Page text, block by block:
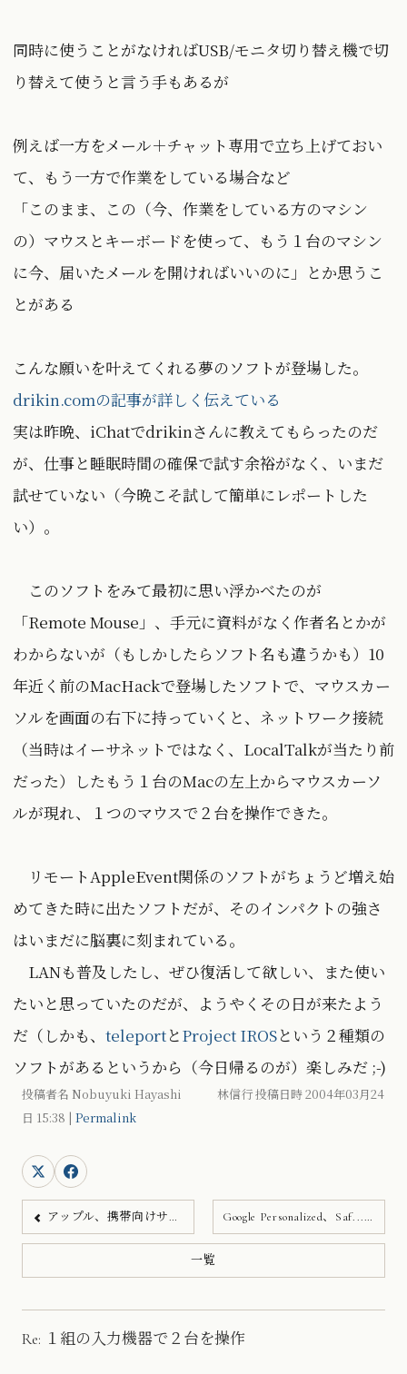
同時に使うことがなければUSB/モニタ切り替え機で切
り替えて使うと言う手もあるが
例えば一方をメール＋チャット専用で立ち上げておい
て、もう一方で作業をしている場合など
「このまま、この（今、作業をしている方のマシン
の）マウスとキーボードを使って、もう１台のマシン
に今、届いたメールを開ければいいのに」とか思うこ
とがある
こんな願いを叶えてくれる夢のソフトが登場した。
drikin.comの記事が詳しく伝えている
実は昨晩、iChatでdrikinさんに教えてもらったのだ
が、仕事と睡眠時間の確保で試す余裕がなく、いまだ
試せていない（今晩こそ試して簡単にレポートした
い）。
このソフトをみて最初に思い浮かべたのが
「Remote Mouse」、手元に資料がなく作者名とかが
わからないが（もしかしたらソフト名も違うかも）10
年近く前のMacHackで登場したソフトで、マウスカー
ソルを画面の右下に持っていくと、ネットワーク接続
（当時はイーサネットではなく、LocalTalkが当たり前
だった）したもう１台のMacの左上からマウスカーソ
ルが現れ、１つのマウスで２台を操作できた。
リモートAppleEvent関係のソフトがちょうど増え始
めてきた時に出たソフトだが、そのインパクトの強さ
はいまだに脳裏に刻まれている。
LANも普及したし、ぜひ復活して欲しい、また使い
たいと思っていたのだが、ようやくその日が来たよう
だ（しかも、 teleportとProject IROSという２種類の
ソフトがあるというから（今日帰るのが）楽しみだ ;-)
投稿者名 Nobuyuki Hayashi 林信行 投稿日時 2004年03月24
日 15:38 | Permalink
アップル、携帯向けサービス Google Personalized、Saf...
一覧
Re: １組の入力機器で２台を操作